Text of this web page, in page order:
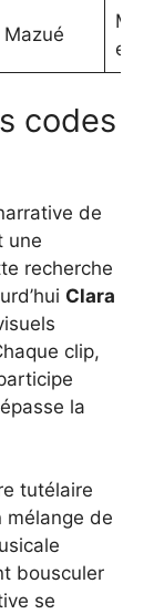
Mazué
codes
de
une
recherche
Clara
clip,
la
tutélaire
mélange de
bousculer
se